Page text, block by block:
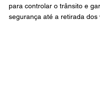
para controlar o trânsito e
segurança até a retirada dos